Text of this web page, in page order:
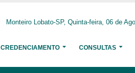
Monteiro Lobato-SP, Quinta-feira, 06 de
CREDENCIAMENTO CONSULTAS